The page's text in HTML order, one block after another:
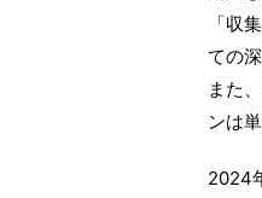
「収
ての
また
ンは
2024